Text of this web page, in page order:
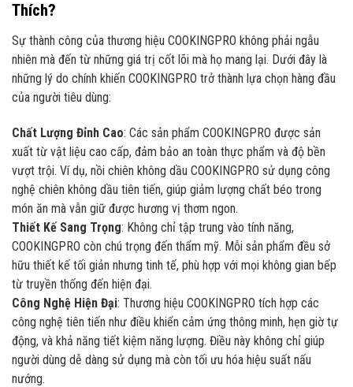
Thích?
Sự thành công của thương hiệu COOKINGPRO không phải ngẫu
nhiên mà đến từ những giá trị cốt lõi mà họ mang lại. Dưới đây là
những lý do chính khiến COOKINGPRO trở thành lựa chọn hàng đầu
của người tiêu dùng:
Chất Lượng Đỉnh Cao: Các sản phẩm COOKINGPRO được sản
xuất từ vật liệu cao cấp, đảm bảo an toàn thực phẩm và độ bền
vượt trội. Ví dụ, nồi chiên không dầu COOKINGPRO sử dụng công
nghệ chiên không dầu tiên tiến, giúp giảm lượng chất béo trong
món ăn mà vẫn giữ được hương vị thơm ngon.
Thiết Kế Sang Trọng: Không chỉ tập trung vào tính năng,
COOKINGPRO còn chú trọng đến thẩm mỹ. Mỗi sản phẩm đều sở
hữu thiết kế tối giản nhưng tinh tế, phù hợp với mọi không gian bếp
từ truyền thống đến hiện đại.
Công Nghệ Hiện Đại: Thương hiệu COOKINGPRO tích hợp các
công nghệ tiên tiến như điều khiển cảm ứng thông minh, hẹn giờ tự
động, và khả năng tiết kiệm năng lượng. Điều này không chỉ giúp
người dùng dễ dàng sử dụng mà còn tối ưu hóa hiệu suất nấu
nướng.